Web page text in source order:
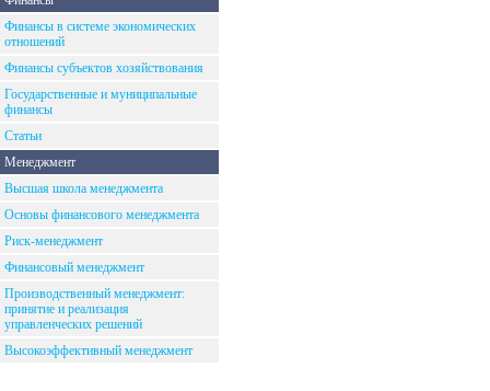
Финансы в системе экономических
отношений
Финансы субъектов хозяйствования
Государственные и муниципальные
финансы
Статьи
Менеджмент
Высшая школа менеджмента
Основы финансового менеджмента
Риск-менеджмент
Финансовый менеджмент
Производственный менеджмент:
принятие и реализация
управленческих решений
Высокоэффективный менеджмент